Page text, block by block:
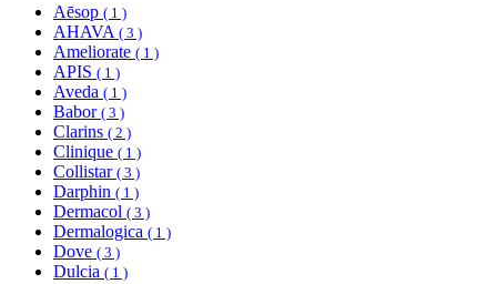
Aēsop ( 1 )
AHAVA ( 3 )
Ameliorate ( 1 )
APIS ( 1 )
Aveda ( 1 )
Babor ( 3 )
Clarins ( 2 )
Clinique ( 1 )
Collistar ( 3 )
Darphin ( 1 )
Dermacol ( 3 )
Dermalogica ( 1 )
Dove ( 3 )
Dulcia ( 1 )